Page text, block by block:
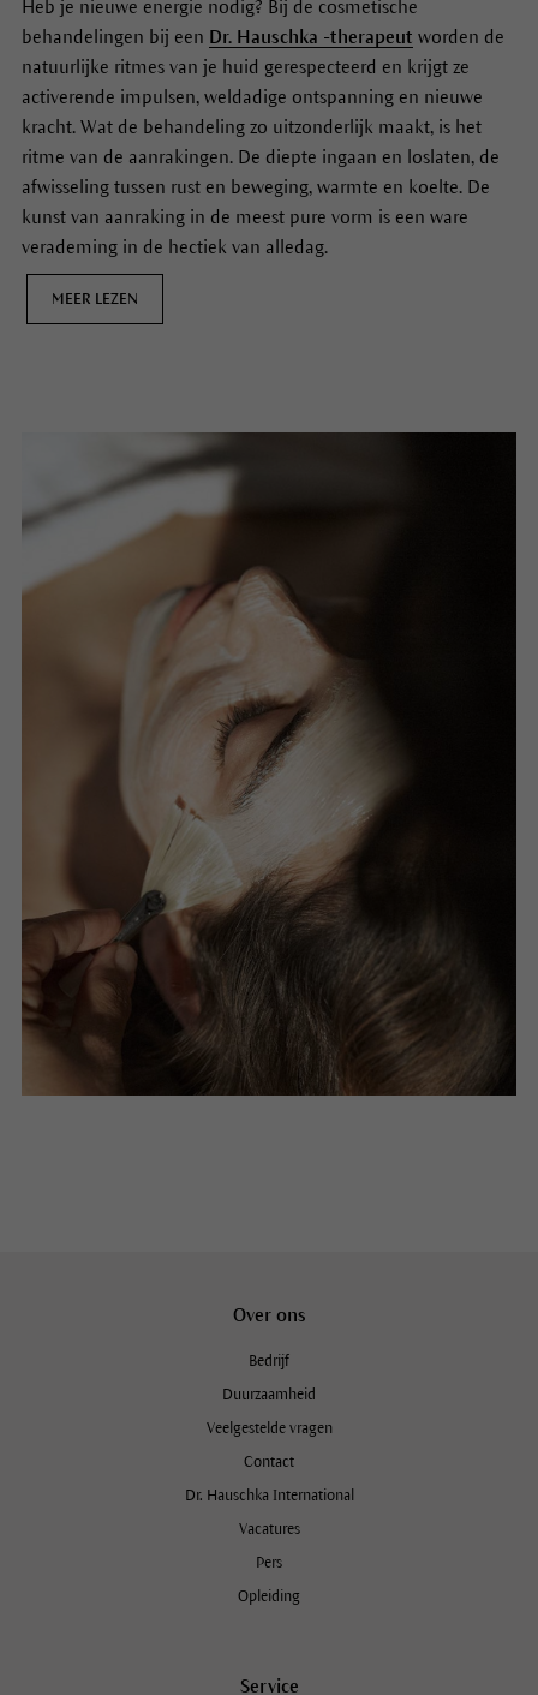
4. Mooi maken:Om te accentueren wie je bent, maakt onze
make-upmet haar natuurlijke minerale pigmenten je niet
alleen mooi, de heilzame planten en de beste ingrediënten
uit de natuur die we in onze make-up hebben verwerkt,
verwennen je huid en je geest.
Nachtverzorging.
voeren de afvalstoffen van de dag af en laten de huid
2. Versterken:
versterkende impulsen. DeGezichtslotion
stofwisseling en bereidt de huid optimaal voor op de nacht.
’s Nachts wordt de huid actief. Ze vernieuwt
zichzelf dan van binnenuit. Onzenachtverzorging
het zelfherstellend vermogen van de huid. De extracten uit
heilzame planten geven waardevolle impulsen voor
Intensief verzorgende producten vormen een aanvulling op
je verzorging en gunnen je huid een korte pauze.
Heb je nieuwe energie nodig? Bij de cosmetische
behandelingen bij een Dr. Hauschka -therapeut worden de
natuurlijke ritmes van je huid gerespecteerd en krijgt ze
activerende impulsen, weldadige ontspanning en nieuwe
kracht. Wat de behandeling zo uitzonderlijk maakt, is het
ritme van de aanrakingen. De diepte ingaan en loslaten, de
afwisseling tussen rust en beweging, warmte en koelte. De
kunst van aanraking in de meest pure vorm is een ware
verademing in de hectiek van alledag.
MEER LEZEN
Over ons
Bedrijf
Duurzaamheid
Veelgestelde vragen
Contact
Dr. Hauschka International
Vacatures
Pers
Opleiding
Service